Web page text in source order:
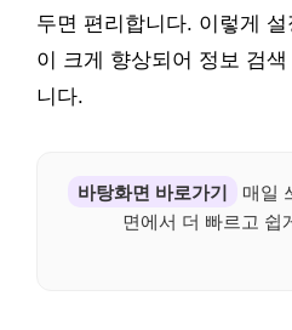
두면 편리합니다. 이렇게
이 크게 향상되어 정보 검
니다.
바탕화면 바로가기
매일
면에서 더 빠르고 쉽